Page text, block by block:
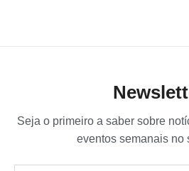
Seja o primeiro a saber sobre
eventos semanais no
Digite seu e-mail…